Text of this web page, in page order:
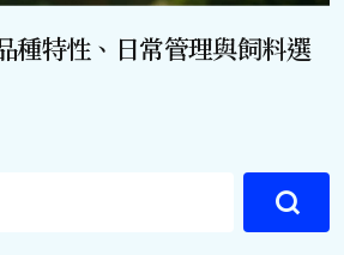
種特性、日常管理與飼料選